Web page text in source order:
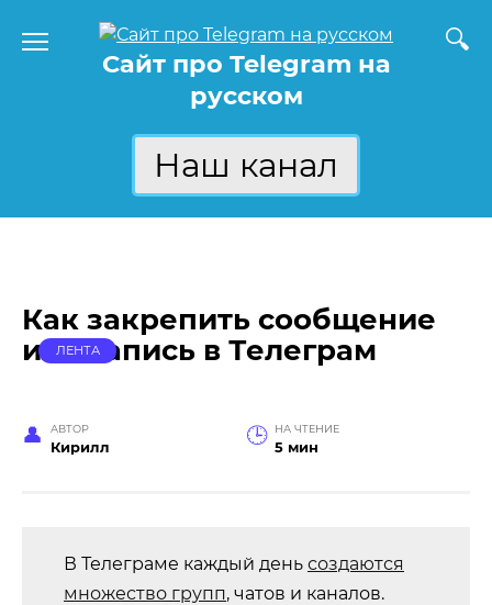
содержаниюСайт про Telegram на
русском
Наш канал
Как закрепить сообщение
или запись в Телеграм
ЛЕНТА
АВТОР
Кирилл
НА ЧТЕНИЕ
5 мин
В Телеграме каждый день создаются
множество групп, чатов и каналов.